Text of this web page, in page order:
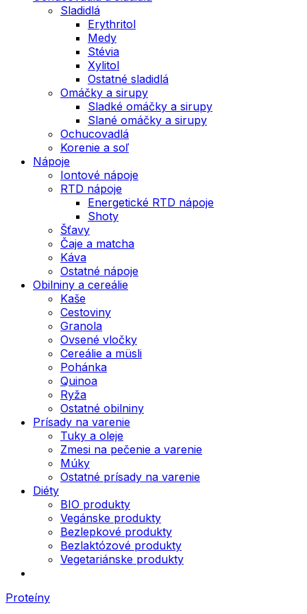
Sladidlá
Erythritol
Medy
Stévia
Xylitol
Ostatné sladidlá
Omáčky a sirupy
Sladké omáčky a sirupy
Slané omáčky a sirupy
Ochucovadlá
Korenie a soľ
Nápoje
Iontové nápoje
RTD nápoje
Energetické RTD nápoje
Shoty
Šťavy
Čaje a matcha
Káva
Ostatné nápoje
Obilniny a cereálie
Kaše
Cestoviny
Granola
Ovsené vločky
Cereálie a müsli
Pohánka
Quinoa
Ryža
Ostatné obilniny
Prísady na varenie
Tuky a oleje
Zmesi na pečenie a varenie
Múky
Ostatné prísady na varenie
Diéty
BIO produkty
Vegánske produkty
Bezlepkové produkty
Bezlaktózové produkty
Vegetariánske produkty
Proteíny